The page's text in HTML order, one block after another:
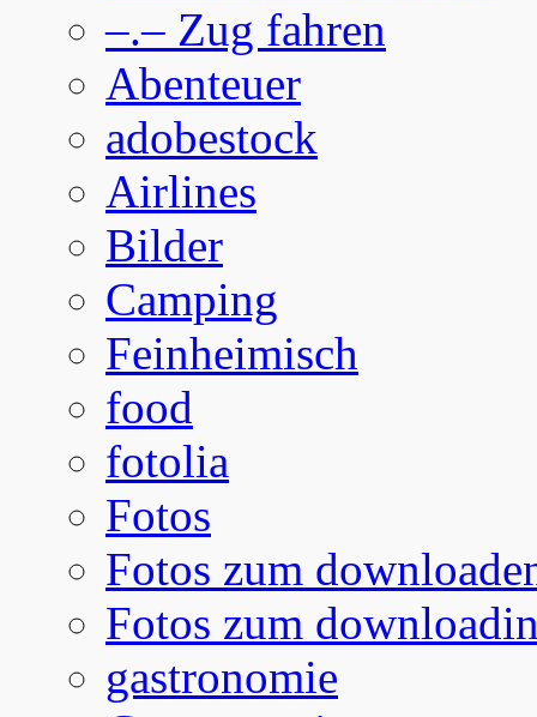
–.– Zug fahren
Abenteuer
adobestock
Airlines
Bilder
Camping
Feinheimisch
food
fotolia
Fotos
Fotos zum
Fotos zum
gastronomie